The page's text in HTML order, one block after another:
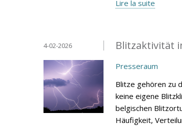
Lire la suite
Blitzaktivität
4-02-2026
Presseraum
Blitze gehören zu
keine eigene
belgischen
Häufigkeit,